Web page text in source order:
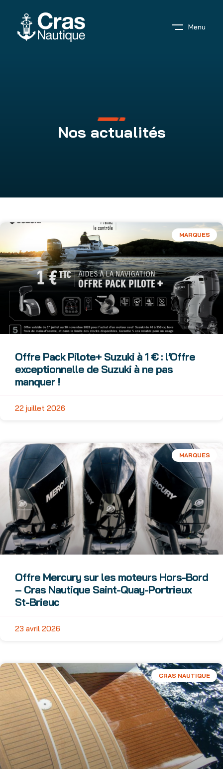
Menu
Nos actualités
MARQUES
Offre Pack Pilote+ Suzuki à 1 € : l’Offre
exceptionnelle de Suzuki à ne pas
manquer !
22 juillet 2026
MARQUES
Offre Mercury sur les moteurs Hors-Bord
– Cras Nautique Saint-Quay-Portrieux
St-Brieuc
23 avril 2026
CRAS NAUTIQUE